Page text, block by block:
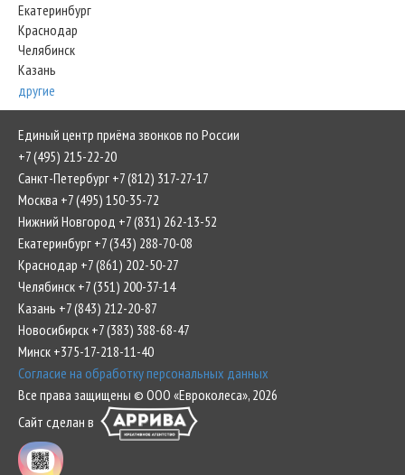
Екатеринбург
Краснодар
Челябинск
Казань
другие
Единый центр приёма звонков по России
+7 (495) 215-22-20
Санкт-Петербург +7 (812) 317-27-17
Москва +7 (495) 150-35-72
Нижний Новгород +7 (831) 262-13-52
Екатеринбург +7 (343) 288-70-08
Краснодар +7 (861) 202-50-27
Челябинск +7 (351) 200-37-14
Казань +7 (843) 212-20-87
Новосибирск +7 (383) 388-68-47
Минск +375-17-218-11-40
Согласие на обработку персональных данных
Все права защищены © ООО «Евроколеса», 2026
Сайт сделан в